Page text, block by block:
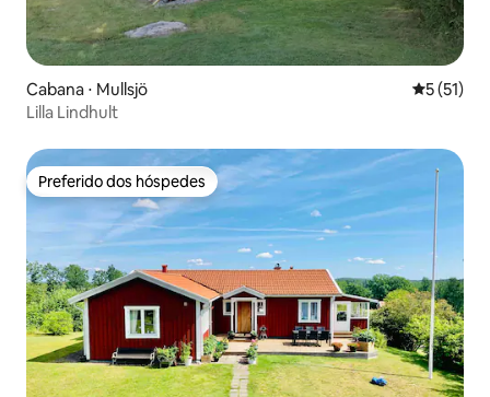
Cabana ⋅ Mullsjö 5 de uma
5 (51)
Lilla Lindhult
Preferido dos hóspedes
Preferido dos hóspedes